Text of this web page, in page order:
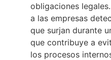
obligaciones
a las empresas
que surjan durante
que contribuye a
los procesos